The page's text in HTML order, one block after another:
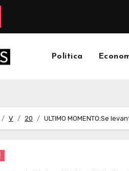
Política
V 20 ULTIMO MOMENTO:Se